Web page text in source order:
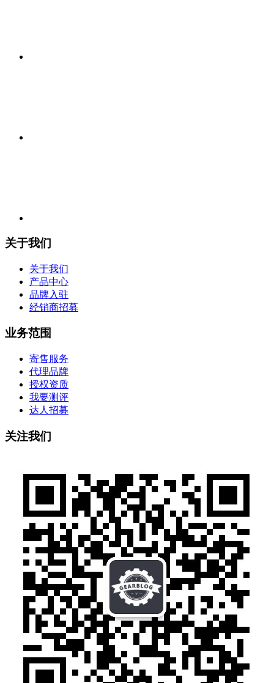
关于我们
关于我们
产品中心
品牌入驻
经销商招募
业务范围
寄售服务
代理品牌
授权资质
我要测评
达人招募
关注我们